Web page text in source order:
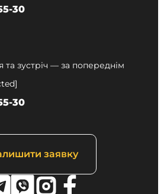
30
та зустріч — за попереднім
30
заявку